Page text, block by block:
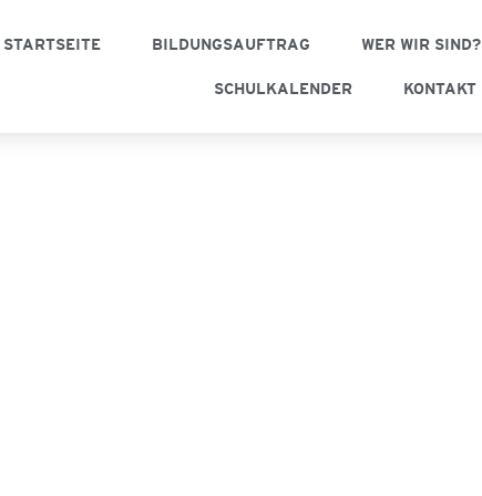
STARTSEITE BILDUNGSAUFTRAG WER WIR SIND?
SCHULKALENDER KONTAKT